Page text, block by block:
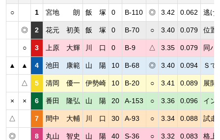
○ 1 宮地 朗 飯 塚 0 B-110 ◎ 3.42 0.062 逃げ
◎ 2 花元 初美 飯 塚 0 B-70 ○ 3.40 0.079 位置
○ 3 上原 大輝 川 口 0 B-9 △ 3.35 0.079 同ハ
▲ ▲ 4 池田 康範 山 陽 10 B-68 ◎ 3.40 0.094 Ｓで
△ 5 清岡 優一 伊勢崎 10 B-20 ○ 3.41 0.089 展開
× × 6 番田 隆弘 山 陽 20 A-153 ○ 3.36 0.096 イン
△ 7 間中 大輔 川 口 30 A-93 ○ 3.34 0.088 試走
◎ 8 丸山 智史 山 陽 40 S-36 ○ 3.32 0.083 格上